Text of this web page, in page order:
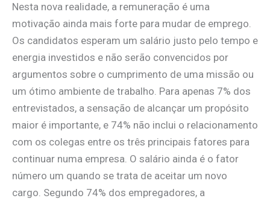
Nesta nova realidade, a remuneração é uma
motivação ainda mais forte para mudar de emprego.
Os candidatos esperam um salário justo pelo tempo e
energia investidos e não serão convencidos por
argumentos sobre o cumprimento de uma missão ou
um ótimo ambiente de trabalho. Para apenas 7% dos
entrevistados, a sensação de alcançar um propósito
maior é importante, e 74% não inclui o relacionamento
com os colegas entre os três principais fatores para
continuar numa empresa. O salário ainda é o fator
número um quando se trata de aceitar um novo
cargo. Segundo 74% dos empregadores, a